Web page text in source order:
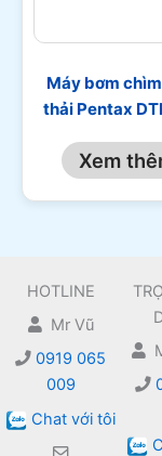
Máy bơm
thải Pentax
Xem
HOTLINE
Mr Vũ
0919 065
009
Chat với tôi